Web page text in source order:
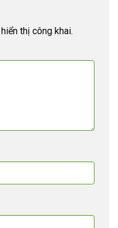
thị công khai.